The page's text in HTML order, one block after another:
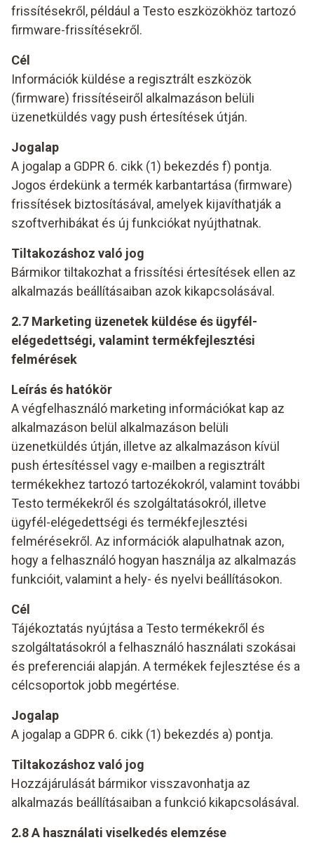
frissítésekről, például a Testo eszközökhöz tartozó
firmware-frissítésekről.
Cél
Információk küldése a regisztrált eszközök
(firmware) frissítéseiről alkalmazáson belüli
üzenetküldés vagy push értesítések útján.
Jogalap
A jogalap a GDPR 6. cikk (1) bekezdés f) pontja.
Jogos érdekünk a termék karbantartása (firmware)
frissítések biztosításával, amelyek kijavíthatják a
szoftverhibákat és új funkciókat nyújthatnak.
Tiltakozáshoz való jog
Bármikor tiltakozhat a frissítési értesítések ellen az
alkalmazás beállításaiban azok kikapcsolásával.
2.7 Marketing üzenetek küldése és ügyfél-
elégedettségi, valamint termékfejlesztési
felmérések
Leírás és hatókör
A végfelhasználó marketing információkat kap az
alkalmazáson belül alkalmazáson belüli
üzenetküldés útján, illetve az alkalmazáson kívül
push értesítéssel vagy e-mailben a regisztrált
termékekhez tartozó tartozékokról, valamint további
Testo termékekről és szolgáltatásokról, illetve
ügyfél-elégedettségi és termékfejlesztési
felmérésekről. Az információk alapulhatnak azon,
hogy a felhasználó hogyan használja az alkalmazás
funkcióit, valamint a hely- és nyelvi beállításokon.
Cél
Tájékoztatás nyújtása a Testo termékekről és
szolgáltatásokról a felhasználó használati szokásai
és preferenciái alapján. A termékek fejlesztése és a
célcsoportok jobb megértése.
Jogalap
A jogalap a GDPR 6. cikk (1) bekezdés a) pontja.
Tiltakozáshoz való jog
Hozzájárulását bármikor visszavonhatja az
alkalmazás beállításaiban a funkció kikapcsolásával.
2.8 A használati viselkedés elemzése